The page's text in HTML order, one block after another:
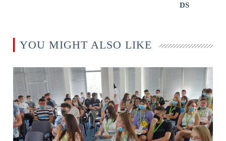
DS
YOU MIGHT ALSO LIKE